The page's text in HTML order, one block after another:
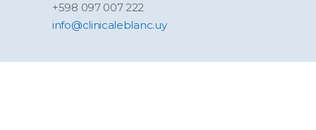
+598 097 007 222
info@clinicaleblanc.uy